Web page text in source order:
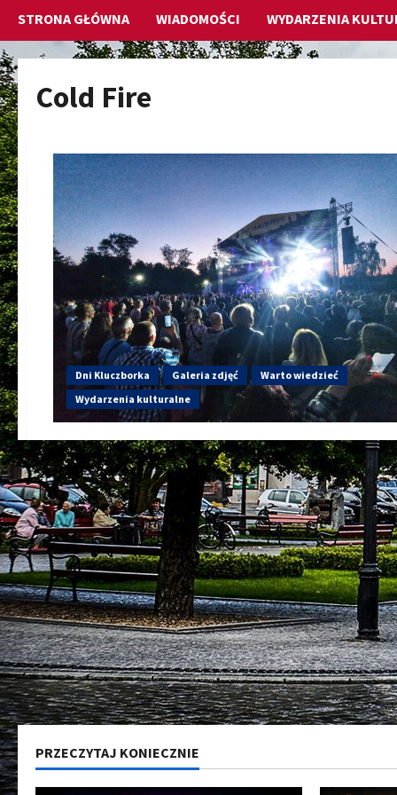
STRONA GŁÓWNA WIADOMOŚCI WYDARZENIA
Cold Fire
Dni Kluczborka Galeria zdjęć
Warto wiedzieć
Wydarzenia kulturalne
PRZECZYTAJ KONIECZNIE